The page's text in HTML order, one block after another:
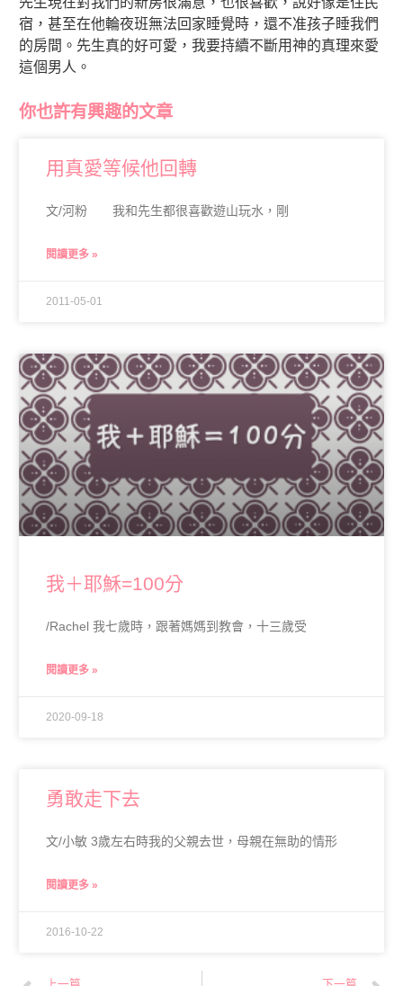
宿，甚至在他輪夜班無法回家睡覺時，還不准孩子睡我們
的房間。先生真的好可愛，我要持續不斷用神的真理來愛
這個男人。
你也許有興趣的文章
用真愛等候他回轉
文/河粉 我和先生都很喜歡遊山玩水，剛
閱讀更多 »
2011-05-01
我＋耶穌=100分
/Rachel 我七歲時，跟著媽媽到教會，十三歲受
閱讀更多 »
2020-09-18
勇敢走下去
文/小敏 3歲左右時我的父親去世，母親在無助的情形
閱讀更多 »
2016-10-22